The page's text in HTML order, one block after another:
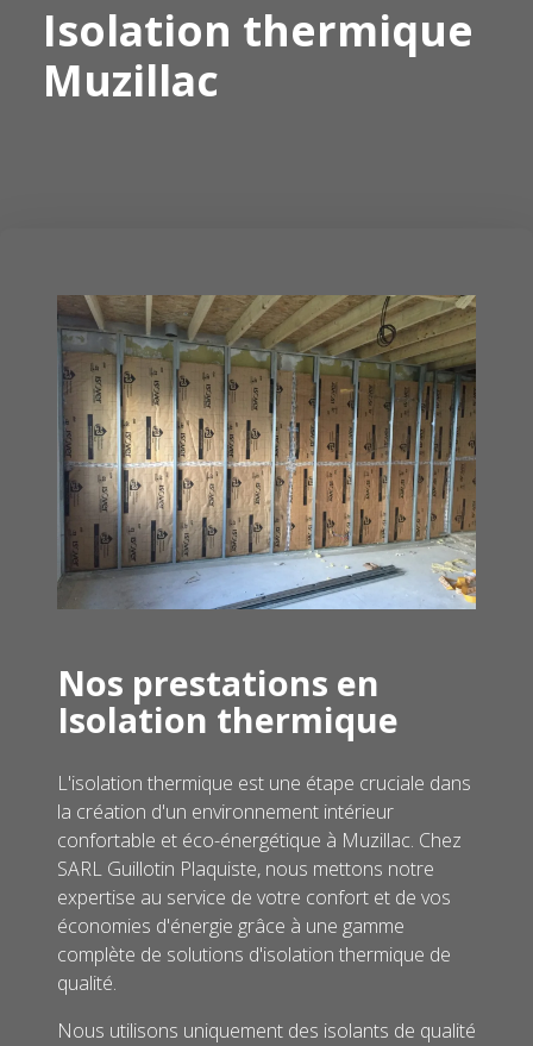
Isolation thermique
Muzillac
Nos prestations en
Isolation thermique
L'isolation thermique est une étape cruciale dans
la création d'un environnement intérieur
confortable et éco-énergétique à Muzillac. Chez
SARL Guillotin Plaquiste, nous mettons notre
expertise au service de votre confort et de vos
économies d'énergie grâce à une gamme
complète de solutions d'isolation thermique de
qualité.
Nous utilisons uniquement des isolants de qualité